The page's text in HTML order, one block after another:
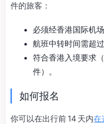
件的旅客：
必须经香港国际机
航班中转时间需超过
符合香港入境要求
件）。
如何报名
你可以在出行前 14 天内在